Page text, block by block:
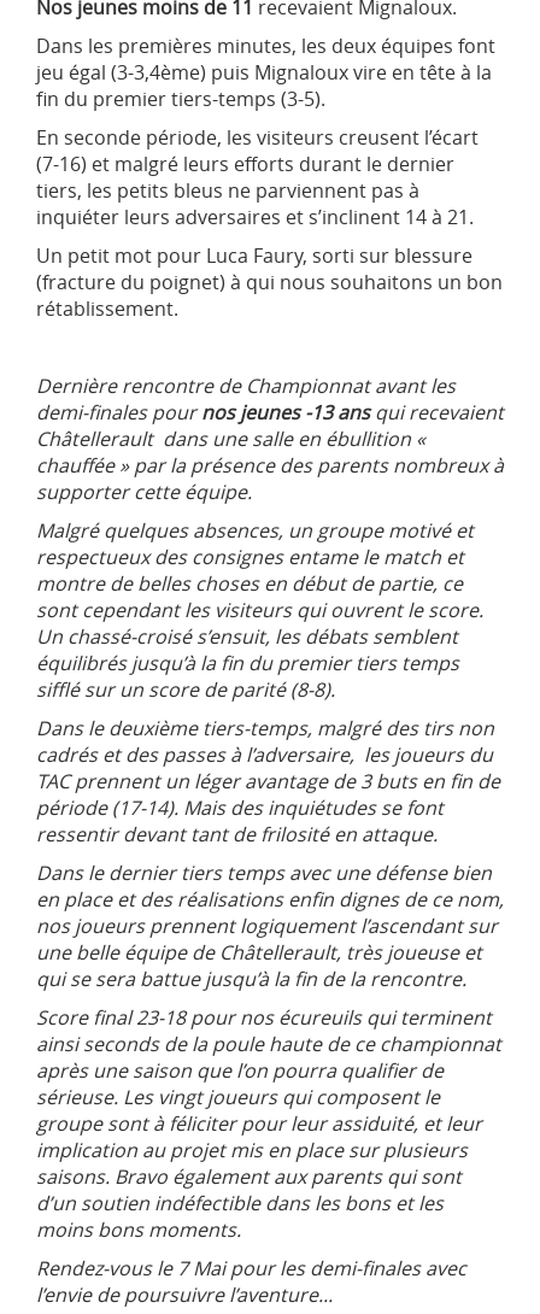
Nos jeunes moins de 11 recevaient Mignaloux.
Dans les premières minutes, les deux équipes font
jeu égal (3-3,4ème) puis Mignaloux vire en tête à la
fin du premier tiers-temps (3-5).
En seconde période, les visiteurs creusent l’écart
(7-16) et malgré leurs efforts durant le dernier
tiers, les petits bleus ne parviennent pas à
inquiéter leurs adversaires et s’inclinent 14 à 21.
Un petit mot pour Luca Faury, sorti sur blessure
(fracture du poignet) à qui nous souhaitons un bon
rétablissement.
Dernière rencontre de Championnat avant les
demi-finales pournos jeunes -13 ansqui recevaient
Châtellerault dans une salle en ébullition «
chauffée » par la présence des parents nombreux à
supporter cette équipe.
Malgré quelques absences, un groupe motivé et
respectueux des consignes entame le match et
montre de belles choses en début de partie, ce
sont cependant les visiteurs qui ouvrent le score.
Un chassé-croisé s’ensuit, les débats semblent
équilibrés jusqu’à la fin du premier tiers temps
sifflé sur un score de parité (8-8).
Dans le deuxième tiers-temps, malgré des tirs non
cadrés et des passes à l’adversaire, les joueurs du
TAC prennent un léger avantage de 3 buts en fin de
période (17-14). Mais des inquiétudes se font
ressentir devant tant de frilosité en attaque.
Dans le dernier tiers temps avec une défense bien
en place et des réalisations enfin dignes de ce nom,
nos joueurs prennent logiquement l’ascendant sur
une belle équipe de Châtellerault, très joueuse et
qui se sera battue jusqu’à la fin de la rencontre.
Score final 23-18 pour nos écureuils qui terminent
ainsi seconds de la poule haute de ce championnat
après une saison que l’on pourra qualifier de
sérieuse. Les vingt joueurs qui composent le
groupe sont à féliciter pour leur assiduité, et leur
implication au projet mis en place sur plusieurs
saisons. Bravo également aux parents qui sont
d’un soutien indéfectible dans les bons et les
moins bons moments.
Rendez-vous le 7 Mai pour les demi-finales avec
l’envie de poursuivre l’aventure...